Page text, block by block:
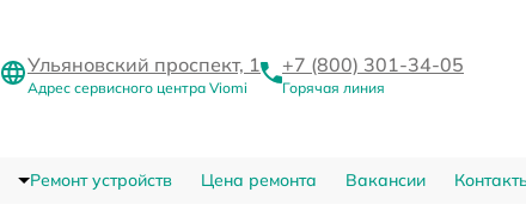
Ульяновский проспект, 1
Адрес сервисного центра Viomi
+7 (800) 301-34-05
Горячая линия
Ремонт устройств Цена ремонта Вакансии